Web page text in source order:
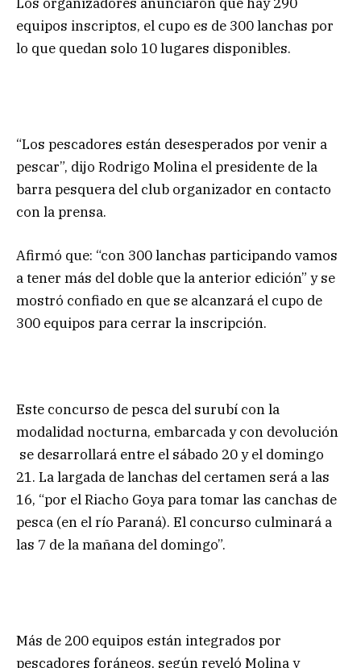
equipos inscriptos, el cupo es de 300 lanchas por
lo que quedan solo 10 lugares disponibles.
“Los pescadores están desesperados por venir a
pescar”, dijo Rodrigo Molina el presidente de la
barra pesquera del club organizador en contacto
con la prensa.
Afirmó que: “con 300 lanchas participando vamos
a tener más del doble que la anterior edición” y se
mostró confiado en que se alcanzará el cupo de
300 equipos para cerrar la inscripción.
Este concurso de pesca del surubí con la
modalidad nocturna, embarcada y con devolución
se desarrollará entre el sábado 20 y el domingo
21. La largada de lanchas del certamen será a las
16, “por el Riacho Goya para tomar las canchas de
pesca (en el río Paraná). El concurso culminará a
las 7 de la mañana del domingo”.
Más de 200 equipos están integrados por
pescadores foráneos, según reveló Molina y